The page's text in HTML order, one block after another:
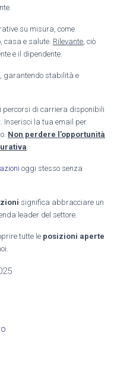
su misura, come
casa e salute. Rilevante , ciò
e il dipendente.
, garantendo stabilità e
percorsi di carriera disponibili
Inserisci la tua email per
Non perdere l’opportunità
oggi stesso senza
significa abbracciare un
leader del settore.
tutte le posizioni aperte